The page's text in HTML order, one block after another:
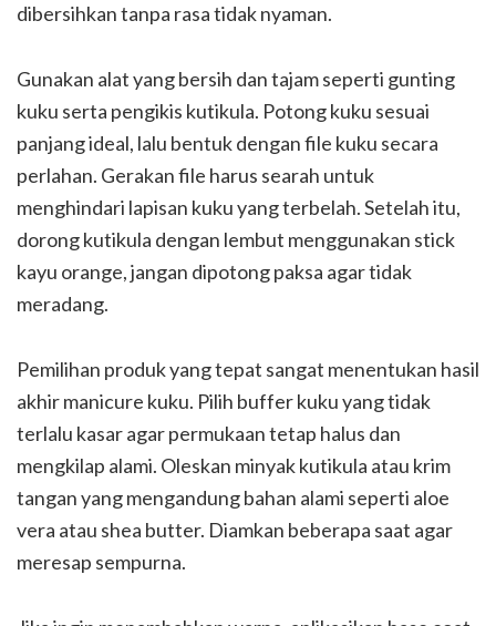
dibersihkan tanpa rasa tidak nyaman.
Gunakan alat yang bersih dan tajam seperti gunting
kuku serta pengikis kutikula. Potong kuku sesuai
panjang ideal, lalu bentuk dengan file kuku secara
perlahan. Gerakan file harus searah untuk
menghindari lapisan kuku yang terbelah. Setelah itu,
dorong kutikula dengan lembut menggunakan stick
kayu orange, jangan dipotong paksa agar tidak
meradang.
Pemilihan produk yang tepat sangat menentukan hasil
akhir manicure kuku. Pilih buffer kuku yang tidak
terlalu kasar agar permukaan tetap halus dan
mengkilap alami. Oleskan minyak kutikula atau krim
tangan yang mengandung bahan alami seperti aloe
vera atau shea butter. Diamkan beberapa saat agar
meresap sempurna.